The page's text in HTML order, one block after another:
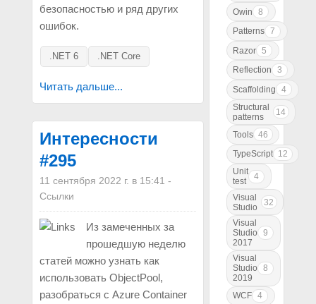
безопасностью и ряд других
ошибок.
.NET 6 .NET Core
Читать дальше...
Интересности
#295
11 сентября 2022 г. в 15:41 -
Ссылки
Из замеченных за
прошедшую неделю
статей можно узнать как
использовать ObjectPool,
разобраться с Azure Container
Owin
8
Patterns 7
Razor 5
Reflection
3
Scaffolding
4
Structural
patterns
14
Tools 46
TypeScript 12
Unit
test
4
Visual
Studio
32
Visual
Studio
2017
9
Visual
Studio
2019
8
WCF 4